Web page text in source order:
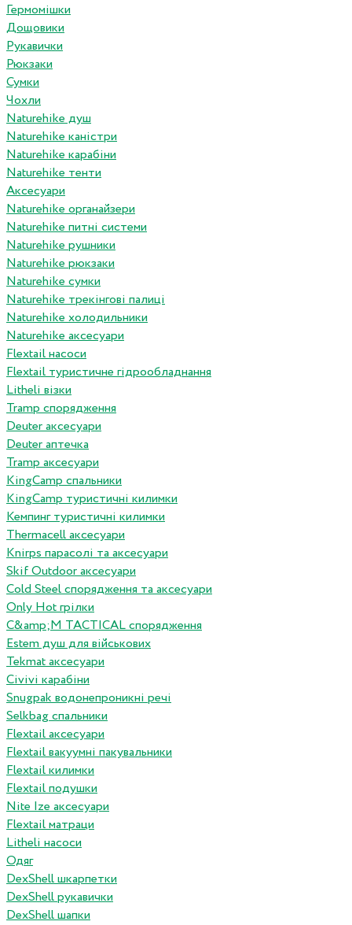
Гермомішки
Дощовики
Рукавички
Рюкзаки
Сумки
Чохли
Naturehike душ
Naturehike каністри
Naturehike карабіни
Naturehike тенти
Аксесуари
Naturehike органайзери
Naturehike питні системи
Naturehike рушники
Naturehike рюкзаки
Naturehike сумки
Naturehike трекінгові палиці
Naturehike холодильники
Naturehike аксесуари
Flextail насоси
Flextail туристичне гідрообладнання
Litheli візки
Tramp спорядження
Deuter аксесуари
Deuter аптечка
Tramp аксесуари
KingCamp спальники
KingCamp туристичні килимки
Кемпинг туристичні килимки
Thermacell аксесуари
Knirps парасолі та аксесуари
Skif Outdoor аксесуари
Cold Steel спорядження та аксесуари
Only Hot грілки
C&amp;M TACTICAL спорядження
Estem душ для військових
Tekmat аксесуари
Сivivi карабіни
Snugpak водонепроникні речі
Selkbag спальники
Flextail аксесуари
Flextail вакуумні пакувальники
Flextail килимки
Flextail подушки
Nite Ize аксесуари
Flextail матраци
Litheli насоси
Одяг
DexShell шкарпетки
DexShell рукавички
DexShell шапки